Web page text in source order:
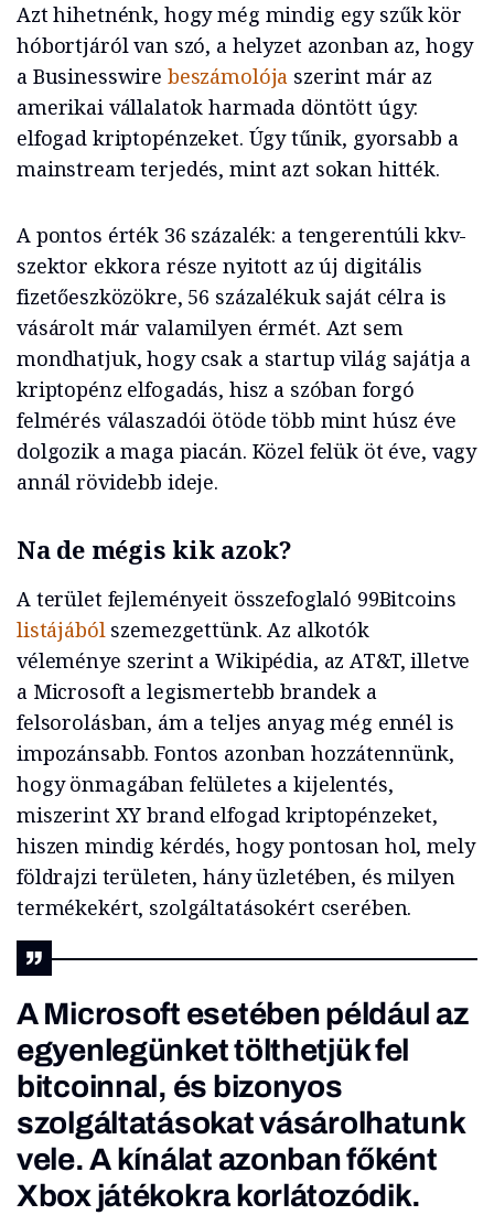
Azt hihetnénk, hogy még mindig egy szűk kör
hóbortjáról van szó, a helyzet azonban az, hogy
a Businesswire beszámolója szerint már az
amerikai vállalatok harmada döntött úgy:
elfogad kriptopénzeket. Úgy tűnik, gyorsabb a
mainstream terjedés, mint azt sokan hitték.
A pontos érték 36 százalék: a tengerentúli kkv-
szektor ekkora része nyitott az új digitális
fizetőeszközökre, 56 százalékuk saját célra is
vásárolt már valamilyen érmét. Azt sem
mondhatjuk, hogy csak a startup világ sajátja a
kriptopénz elfogadás, hisz a szóban forgó
felmérés válaszadói ötöde több mint húsz éve
dolgozik a maga piacán. Közel felük öt éve, vagy
annál rövidebb ideje.
Na de mégis kik azok?
A terület fejleményeit összefoglaló 99Bitcoins
listájábólszemezgettünk. Az alkotók
véleménye szerint a Wikipédia, az AT&T, illetve
a Microsoft a legismertebb brandek a
felsorolásban, ám a teljes anyag még ennél is
impozánsabb. Fontos azonban hozzátennünk,
hogy önmagában felületes a kijelentés,
miszerint XY brand elfogad kriptopénzeket,
hiszen mindig kérdés, hogy pontosan hol, mely
földrajzi területen, hány üzletében, és milyen
termékekért, szolgáltatásokért cserében.
A Microsoft esetében például az
egyenlegünket tölthetjük fel
bitcoinnal, és bizonyos
szolgáltatásokat vásárolhatunk
vele. A kínálat azonban főként
Xbox játékokra korlátozódik.